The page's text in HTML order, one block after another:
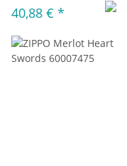
40,88 € *